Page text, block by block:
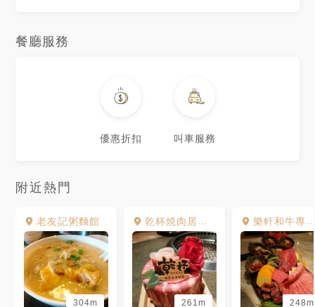
餐廳服務
優惠折扣 叫車服務
附近熱門
老友記粥麵館
304m
乾杯燒肉居酒屋 乾杯本店
261m
樂軒和牛專賣店
248m